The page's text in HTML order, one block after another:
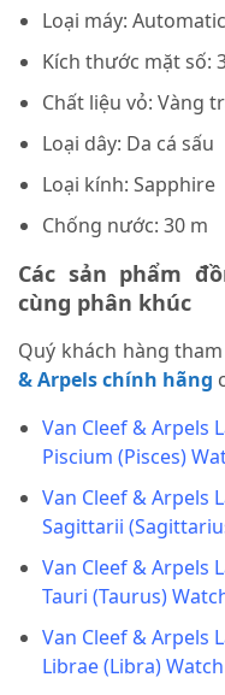
Loại máy: Automatic
Kích thước mặt số:
Chất liệu vỏ: Vàng
Loại dây: Da cá sấu
Loại kính: Sapphire
Chống nước: 30 m
Các sản phẩm
cùng phân khúc
Quý khách hàng
& Arpels chính hãng
Van Cleef & Arpels
Piscium (Pisces)
Van Cleef & Arpels
Sagittarii
Van Cleef & Arpels
Tauri (Taurus)
Van Cleef & Arpels
Librae (Libra) Watch